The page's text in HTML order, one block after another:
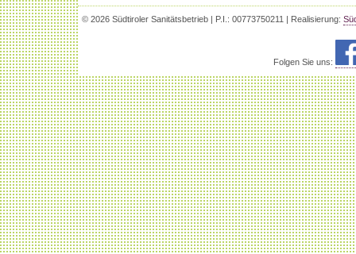
© 2026 Südtiroler Sanitätsbetrieb | P.I.: 00773750211 | Realisierung:
Folgen Sie uns: